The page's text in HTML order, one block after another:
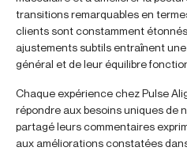
transitions remarquables en
clients sont constamment
ajustements subtils entraînent
général et de leur équilibre
Chaque expérience chez Pulse
répondre aux besoins uniques de
partagé leurs commentaires
aux améliorations constatées